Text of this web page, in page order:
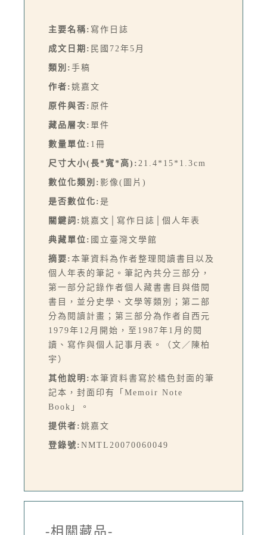
主要名稱: 寫作日誌
成文日期: 民國72年5月
類別: 手稿
作者: 姚嘉文
原件與否: 原件
藏品層次: 單件
數量單位: 1冊
尺寸大小(長*寬*高): 21.4*15*1.3cm
數位化類別: 影像(圖片)
是否數位化: 是
關鍵詞: 姚嘉文│寫作日誌│個人年表
典藏單位: 國立臺灣文學館
摘要: 本筆資料為作者整理閱讀書目以及
個人年表的筆記。筆記內共分三部分，
第一部分記錄作者個人藏書書目與借閱
書目，並分史學、文學等類別；第二部
分為閱讀計畫；第三部分為作者自西元
1979年12月開始，至1987年1月的閱
讀、寫作與個人記事月表。（文／陳柏
宇）
其他說明: 本筆資料書寫於橘色封面的筆
記本，封面印有「Memoir Note
Book」。
提供者: 姚嘉文
登錄號: NMTL20070060049
-相關藏品-